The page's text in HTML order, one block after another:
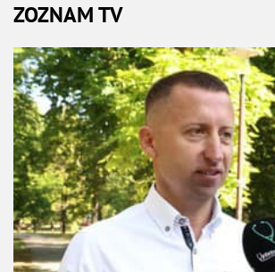
ZOZNAM TV